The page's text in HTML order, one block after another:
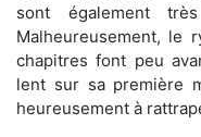
sont également
Malheureusement, le
chapitres font peu
lent sur sa première
heureusement à